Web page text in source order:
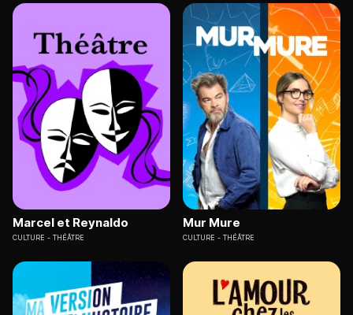
Marcel et Reynaldo
CULTURE THÉÂTRE
Mur Mure
CULTURE THÉÂTRE